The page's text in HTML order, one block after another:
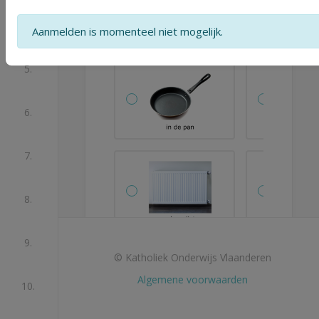
5.
6.
7.
8.
9.
10.
Je hebt nog niet alle
© Katholiek Onderwijs Vlaanderen
Algemene voorwaarden
Aanmelden is momenteel niet mogelijk.